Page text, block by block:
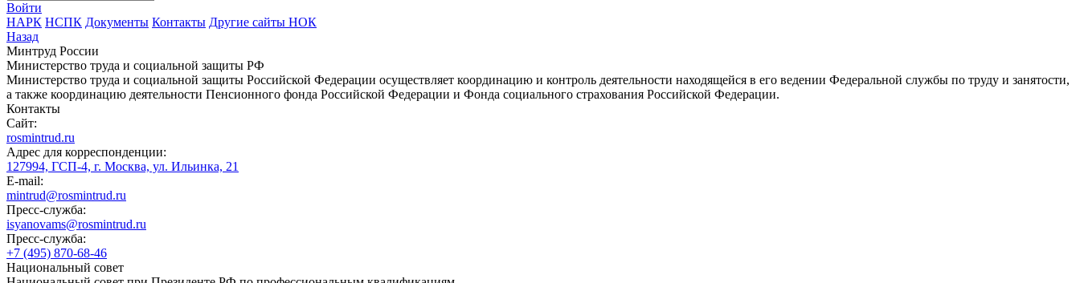
Войти
НАРК НСПК Документы Контакты Другие сайты НОК
Назад
Минтруд России
Министерство труда и социальной защиты РФ
Министерство труда и социальной защиты Российской Федерации осуществляет координацию и контроль деятельности находящейся в его ведении Федеральной службы по труду и занятости,
а также координацию деятельности Пенсионного фонда Российской Федерации и Фонда социального страхования Российской Федерации.
Контакты
Сайт:
rosmintrud.ru
Адрес для корреспонденции:
127994, ГСП-4, г. Москва, ул. Ильинка, 21
E-mail:
mintrud@rosmintrud.ru
Пресс-служба:
isyanovams@rosmintrud.ru
Пресс-служба:
+7 (495) 870-68-46
Национальный совет